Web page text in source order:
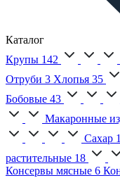
Каталог
Крупы 142
Отруби 3 Хлопья 35
Бобовые 43
Макаронные
Сахар
растительные 18
Консервы мясные 6